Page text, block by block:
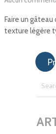
Faire un
texture légère